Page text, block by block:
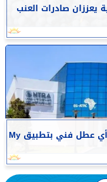
يعززان صادرات العنب
تنظيم الاتصالات في مصر: عدم وجود أي عطل فني بتطبيق My